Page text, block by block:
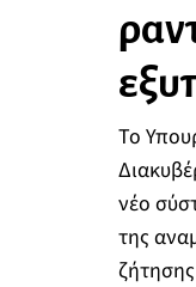
Το
νέο
της